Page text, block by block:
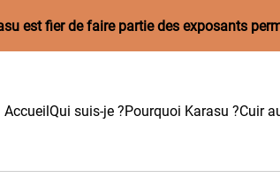
est fier de faire partie des exposants
AccueilQui suis-je ?Pourquoi Karasu ?Cuir